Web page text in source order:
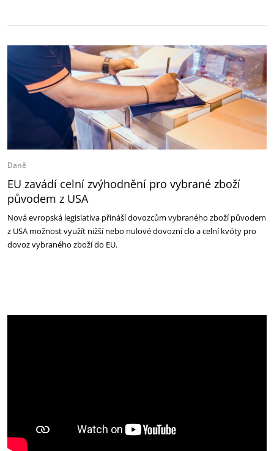
Daně
EU zavádí celní zvýhodnění pro vybrané zboží
původem z USA
Nová evropská legislativa přináší dovozcům vybraného zboží původem
z USA možnost využít nižší nebo nulové dovozní clo a celní kvóty pro
dovoz vybraného zboží do EU.